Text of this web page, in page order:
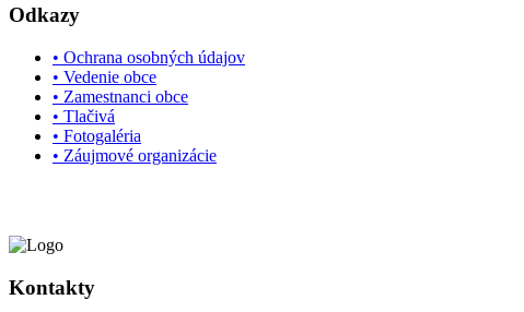
Odkazy
• Ochrana osobných údajov
• Vedenie obce
• Zamestnanci obce
• Tlačivá
• Fotogaléria
• Záujmové organizácie
Kontakty